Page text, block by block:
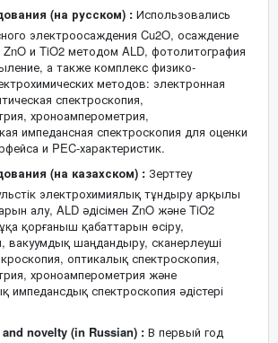
(на русском) : Использовались
электроосаждения Cu2O, осаждение
и TiO2 методом ALD, фотолитография
а также комплекс физико-
методов: электронная
спектроскопия,
хроноамперометрия,
импедансная спектроскопия для оценки
и PEC-характеристик.
(на казахском) : Зерттеу
электрохимиялық тұндыру арқылы
алу, ALD әдісімен ZnO және TiO2
қорғаныш қабаттарын өсіру,
вакуумдық шаңдандыру, сканерлеуші
оптикалық спектроскопия,
хроноамперометрия және
импедансдық спектроскопия әдістері
novelty (in Russian) : В первый год